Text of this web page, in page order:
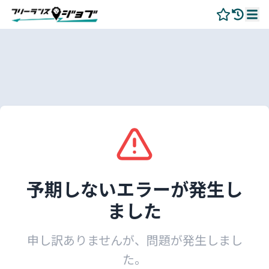
予期しないエラーが発生し
ました
申し訳ありませんが、問題が発生しまし
た。